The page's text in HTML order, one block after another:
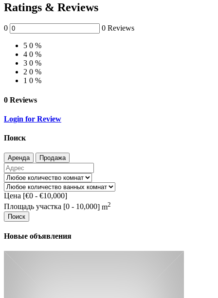
Ratings & Reviews
0 0 Reviews
5 0 %
4 0 %
3 0 %
2 0 %
1 0 %
0 Reviews
Login for Review
Поиск
Аренда Продажа
Цена [€0 - €10,000]
Площадь участка [0 - 10,000] m2
Поиск
Новые объявления